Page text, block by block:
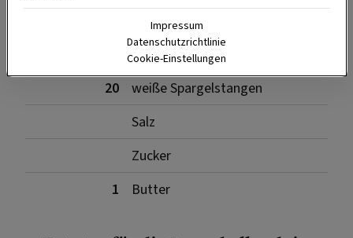
Zutaten
20
weiße Spargelstangen
Salz
Zucker
1
Butter
Impressum
Datenschutzrichtlinie
Cookie-Einstellungen